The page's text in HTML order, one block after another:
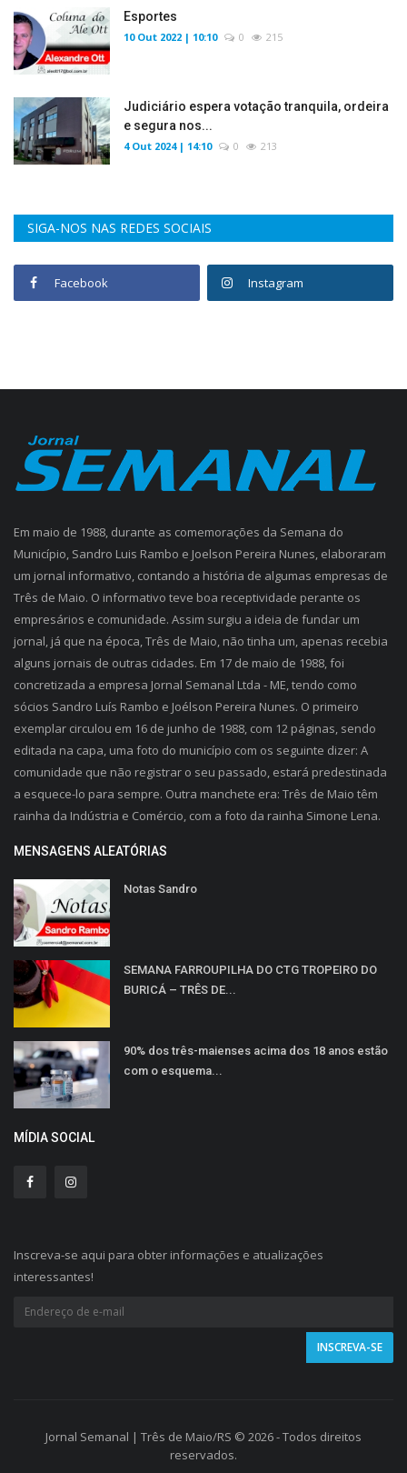
Esportes
10 Out 2022 | 10:10 0 215
Judiciário espera votação tranquila, ordeira
e segura nos...
4 Out 2024 | 14:10 0 213
SIGA-NOS NAS REDES SOCIAIS
Facebook Instagram
Em maio de 1988, durante as comemorações da Semana do
Município, Sandro Luis Rambo e Joelson Pereira Nunes, elaboraram
um jornal informativo, contando a história de algumas empresas de
Três de Maio. O informativo teve boa receptividade perante os
empresários e comunidade. Assim surgiu a ideia de fundar um
jornal, já que na época, Três de Maio, não tinha um, apenas recebia
alguns jornais de outras cidades. Em 17 de maio de 1988, foi
concretizada a empresa Jornal Semanal Ltda - ME, tendo como
sócios Sandro Luís Rambo e Joélson Pereira Nunes. O primeiro
exemplar circulou em 16 de junho de 1988, com 12 páginas, sendo
editada na capa, uma foto do município com os seguinte dizer: A
comunidade que não registrar o seu passado, estará predestinada
a esquece-lo para sempre. Outra manchete era: Três de Maio têm
rainha da Indústria e Comércio, com a foto da rainha Simone Lena.
MENSAGENS ALEATÓRIAS
Notas Sandro
SEMANA FARROUPILHA DO CTG TROPEIRO DO
BURICÁ – TRÊS DE...
90% dos três-maienses acima dos 18 anos estão
com o esquema...
MÍDIA SOCIAL
Inscreva-se aqui para obter informações e atualizações
interessantes!
Jornal Semanal | Três de Maio/RS © 2026 - Todos direitos
reservados.